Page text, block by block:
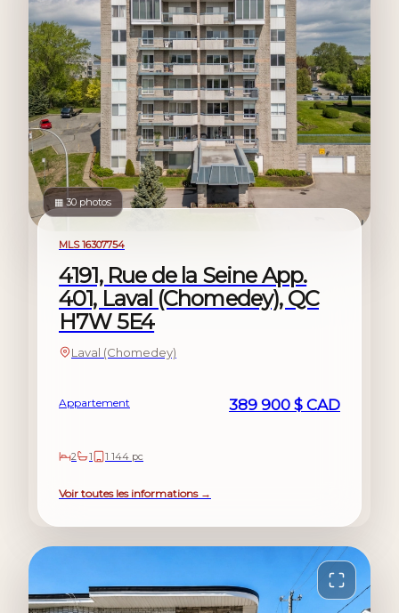
À vendre
▦ 30 photos
MLS 16307754
4191, Rue de la Seine App.
401, Laval (Chomedey), QC
H7W 5E4
Laval (Chomedey)
Appartement 389 900 $ CAD
2 1 1 144 pc
Voir toutes les informations →